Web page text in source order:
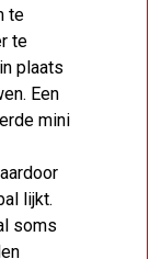
te
te
plaats
Een
mini
lijkt.
soms